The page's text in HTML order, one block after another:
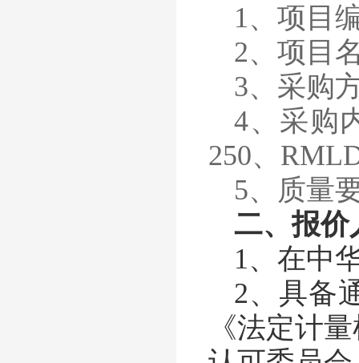
1、项目
2、项目
3、采购
4、 采购
250、
5、质量
二、报价
1、在中
2、具备
《法定计